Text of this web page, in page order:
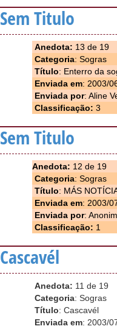
Sem Titulo
Anedota: 13 de 19
Categoria: Sogras
Título: Enterro da
Enviada em: 2003/
Enviada por: Aline
Classificação: 3
Sem Titulo
Anedota: 12 de 19
Categoria: Sogras
Título: MÁS
Enviada em: 2003/
Enviada por:
Classificação: 1
Cascavél
Anedota: 11 de 19
Categoria: Sogras
Título: Cascavél
Enviada em: 2003/